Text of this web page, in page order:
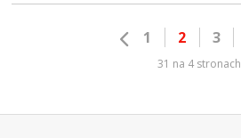
1 2 3
31 na 4 stronach